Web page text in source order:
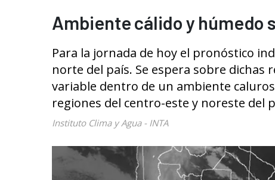
Ambiente cálido y húmedo
Para la jornada de hoy el pronóstico
norte del país. Se espera sobre
variable dentro de un ambiente
regiones del centro-este y noreste del
Instituto Clima y Agua - INTA